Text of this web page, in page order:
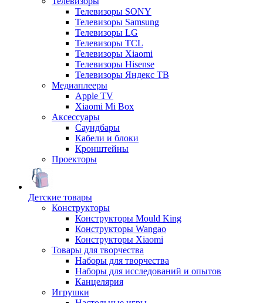
Телевизоры SONY
Телевизоры Samsung
Телевизоры LG
Телевизоры TCL
Телевизоры Xiaomi
Телевизоры Hisense
Телевизоры Яндекс ТВ
Медиаплееры
Apple TV
Xiaomi Mi Box
Аксессуары
Саундбары
Кабели и блоки
Кронштейны
Проекторы
Детские товары
Конструкторы
Конструкторы Mould King
Конструкторы Wangao
Конструкторы Xiaomi
Товары для творчества
Наборы для творчества
Наборы для исследований и опытов
Канцелярия
Игрушки